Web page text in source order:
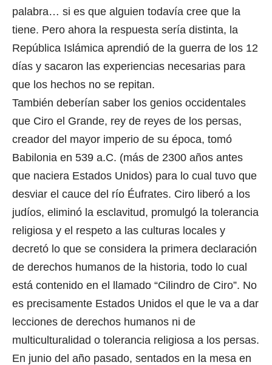
palabra… si es que alguien todavía cree que la
tiene. Pero ahora la respuesta sería distinta, la
República Islámica aprendió de la guerra de los 12
días y sacaron las experiencias necesarias para
que los hechos no se repitan.
También deberían saber los genios occidentales
que Ciro el Grande, rey de reyes de los persas,
creador del mayor imperio de su época, tomó
Babilonia en 539 a.C. (más de 2300 años antes
que naciera Estados Unidos) para lo cual tuvo que
desviar el cauce del río Éufrates. Ciro liberó a los
judíos, eliminó la esclavitud, promulgó la tolerancia
religiosa y el respeto a las culturas locales y
decretó lo que se considera la primera declaración
de derechos humanos de la historia, todo lo cual
está contenido en el llamado “Cilindro de Ciro”. No
es precisamente Estados Unidos el que le va a dar
lecciones de derechos humanos ni de
multiculturalidad o tolerancia religiosa a los persas.
En junio del año pasado, sentados en la mesa en